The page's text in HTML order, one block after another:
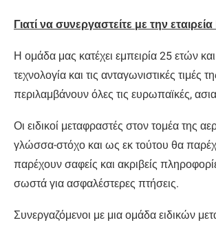
Γιατί να συνεργαστείτε με την
Η ομάδα μας κατέχει εμπειρία 25 ετών και
τεχνολογία και τις ανταγωνιστικές
περιλαμβάνουν όλες τις ευρωπαϊκές,
Οι ειδικοί μεταφραστές στον τομέα της
γλώσσα-στόχο και ως εκ τούτου θα
παρέχουν σαφείς και ακριβείς
σωστά για ασφαλέστερες πτήσεις.
Συνεργαζόμενοι με μια ομάδα ειδικών